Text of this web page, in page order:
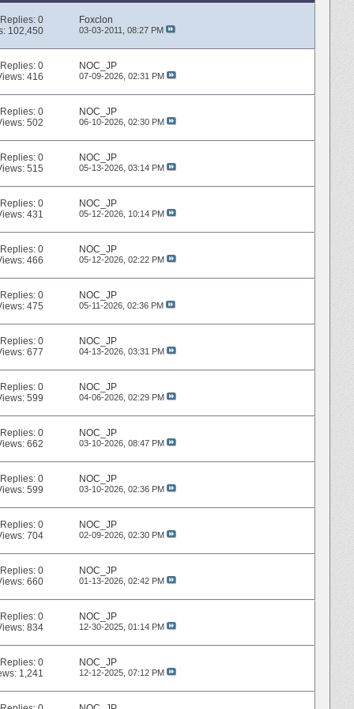
Replies:0
102,450
Foxclon
03-03-2011, 08:27 PM
Replies:0
416
NOC_JP
07-09-2026, 02:31 PM
Replies:0
502
NOC_JP
06-10-2026, 02:30 PM
Replies:0
515
NOC_JP
05-13-2026, 03:14 PM
Replies:0
431
NOC_JP
05-12-2026, 10:14 PM
Replies:0
466
NOC_JP
05-12-2026, 02:22 PM
Replies:0
475
NOC_JP
05-11-2026, 02:36 PM
Replies:0
677
NOC_JP
04-13-2026, 03:31 PM
Replies:0
599
NOC_JP
04-06-2026, 02:29 PM
Replies:0
662
NOC_JP
03-10-2026, 08:47 PM
Replies:0
599
NOC_JP
03-10-2026, 02:36 PM
Replies:0
704
NOC_JP
02-09-2026, 02:30 PM
Replies:0
660
NOC_JP
01-13-2026, 02:42 PM
Replies:0
834
NOC_JP
12-30-2025, 01:14 PM
Replies:0
1,241
NOC_JP
12-12-2025, 07:12 PM